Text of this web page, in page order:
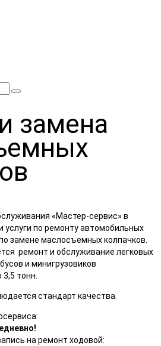
и замена
«Мастер-сервис» в
услуги по ремонту автомобильных
замене маслосъемных колпачков.
ремонт и обслуживание легковых
и минигрузовиков
тонн.
стандарт качества.
на ремонт ходовой: